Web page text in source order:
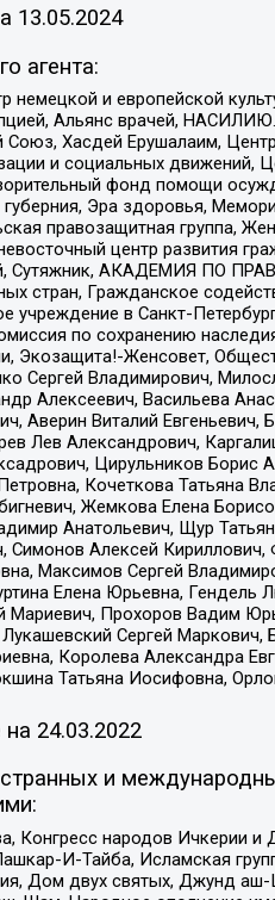
13.05.2024
агента:
и европейской
Альянс врачей,
Хасдей Ерушалаим,
и социальных движений,
фонд помощи
Эра здоровья,
правозащитная группа,
центр развития
Сутяжник, АКАДЕМИЯ ПО
стран, Гражданское
в Санкт-
по сохранению
Экозащита!-Женсовет,
Сергей Владимирович,
Алексеевич, Васильева
Аверин Виталий
Лев Александрович,
Цирульников Борис
Кочеткова Татьяна
Жемкова Елена
Анатольевич, Щур
Алексей
Максимов Сергей
Елена Юрьевна,
Прохоров Вадим
Сергей
Королева Александра
Татьяна Иосифовна,
24.03.2022
и
народов Ичкерии и
И-Тайба, Исламская
Дом двух святых, Джунд